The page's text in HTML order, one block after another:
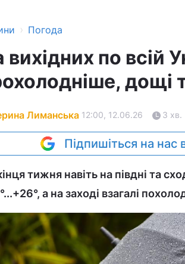
› Погода
вихідних по всій
дощі
Лиманська 12:00, 12.06.26 3 хв.
Підпишіться на нас
тижня навіть на півдні та
а на заході взагалі